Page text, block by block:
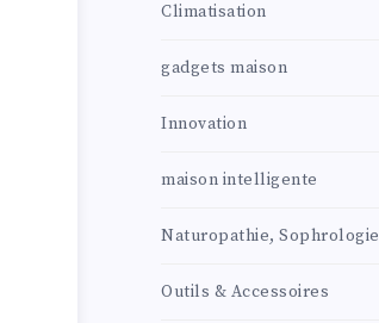
Climatisation
gadgets maison
Innovation
maison intelligente
Naturopathie, Sophrologie
Outils & Accessoires